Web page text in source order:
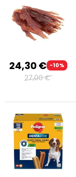
24,30 € -10%
27,00 €